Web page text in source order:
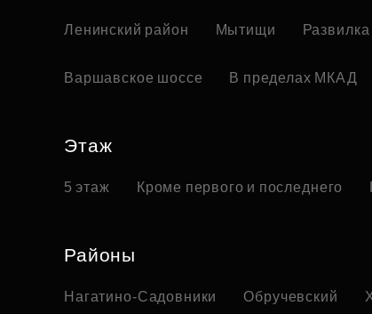
Ленинский район Мытищи Развилка
Варшавское шоссе В пределах МКАД
Этаж
5 этаж Кроме первого и последнего
Районы
Нагатино-Садовники Обручевский